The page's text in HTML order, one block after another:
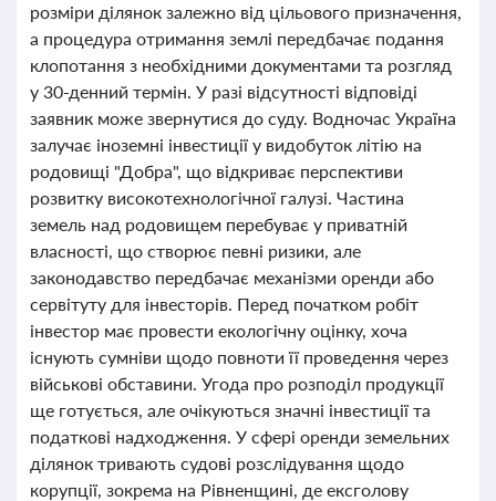
розміри ділянок залежно від цільового призначення,
а процедура отримання землі передбачає подання
клопотання з необхідними документами та розгляд
у 30-денний термін. У разі відсутності відповіді
заявник може звернутися до суду. Водночас Україна
залучає іноземні інвестиції у видобуток літію на
родовищі "Добра", що відкриває перспективи
розвитку високотехнологічної галузі. Частина
земель над родовищем перебуває у приватній
власності, що створює певні ризики, але
законодавство передбачає механізми оренди або
сервітуту для інвесторів. Перед початком робіт
інвестор має провести екологічну оцінку, хоча
існують сумніви щодо повноти її проведення через
військові обставини. Угода про розподіл продукції
ще готується, але очікуються значні інвестиції та
податкові надходження. У сфері оренди земельних
ділянок тривають судові розслідування щодо
корупції, зокрема на Рівненщині, де ексголову